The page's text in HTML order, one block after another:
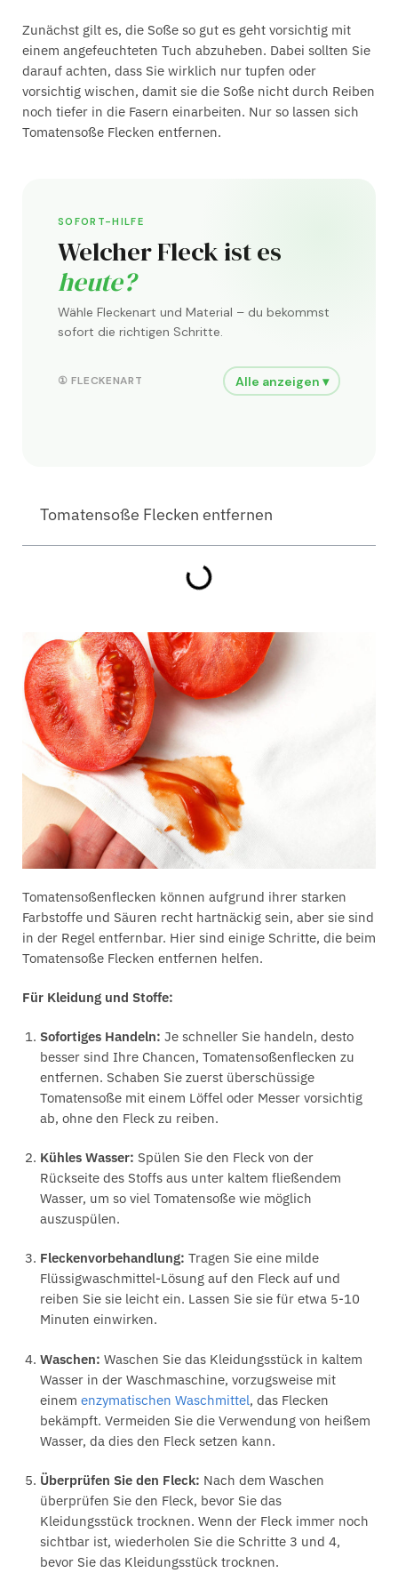
Zunächst gilt es, die Soße so gut es geht vorsichtig mit
einem angefeuchteten Tuch abzuheben. Dabei sollten Sie
darauf achten, dass Sie wirklich nur tupfen oder
vorsichtig wischen, damit sie die Soße nicht durch Reiben
noch tiefer in die Fasern einarbeiten. Nur so lassen sich
Tomatensoße Flecken entfernen.
SOFORT-HILFE
Welcher Fleck ist es
heute?
Wähle Fleckenart und Material – du bekommst
sofort die richtigen Schritte.
① FLECKENART Alle anzeigen ▾
Tomatensoße Flecken entfernen
Tomatensoßenflecken können aufgrund ihrer starken
Farbstoffe und Säuren recht hartnäckig sein, aber sie sind
in der Regel entfernbar. Hier sind einige Schritte, die beim
Tomatensoße Flecken entfernen helfen.
Für Kleidung und Stoffe:
Sofortiges Handeln: Je schneller Sie handeln, desto
besser sind Ihre Chancen, Tomatensoßenflecken zu
entfernen. Schaben Sie zuerst überschüssige
Tomatensoße mit einem Löffel oder Messer vorsichtig
ab, ohne den Fleck zu reiben.
Kühles Wasser: Spülen Sie den Fleck von der
Rückseite des Stoffs aus unter kaltem fließendem
Wasser, um so viel Tomatensoße wie möglich
auszuspülen.
Fleckenvorbehandlung: Tragen Sie eine milde
Flüssigwaschmittel-Lösung auf den Fleck auf und
reiben Sie sie leicht ein. Lassen Sie sie für etwa 5-10
Minuten einwirken.
Waschen: Waschen Sie das Kleidungsstück in kaltem
Wasser in der Waschmaschine, vorzugsweise mit
einem enzymatischen Waschmittel, das Flecken
bekämpft. Vermeiden Sie die Verwendung von heißem
Wasser, da dies den Fleck setzen kann.
Überprüfen Sie den Fleck: Nach dem Waschen
überprüfen Sie den Fleck, bevor Sie das
Kleidungsstück trocknen. Wenn der Fleck immer noch
sichtbar ist, wiederholen Sie die Schritte 3 und 4,
bevor Sie das Kleidungsstück trocknen.